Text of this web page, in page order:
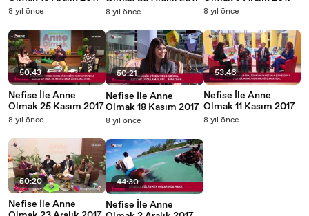
8 yıl önce
50:43
Nefise İle Anne
Olmak 25 Kasım 2017
8 yıl önce
50:20
Nefise İle Anne
8 yıl önce
50:21
Nefise İle Anne
Olmak 18 Kasım 2017
8 yıl önce
44:30
Nefise İle Anne
8 yıl önce
53:46
Nefise İle Anne
Olmak 11 Kasım 2017
8 yıl önce